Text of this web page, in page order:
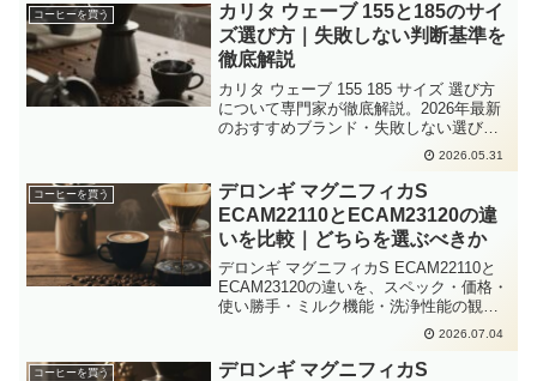
コーヒーを買う
カリタ ウェーブ 155と185のサイ
ズ選び方｜失敗しない判断基準を
徹底解説
カリタ ウェーブ 155 185 サイズ 選び方
について専門家が徹底解説。2026年最新
のおすすめブランド・失敗しない選び
方・Amazon楽天の人気商品をまとめまし
2026.05.31
コーヒーを買う
デロンギ マグニフィカS
ECAM22110とECAM23120の違
いを比較｜どちらを選ぶべきか
デロンギ マグニフィカS ECAM22110と
ECAM23120の違いを、スペック・価格・
使い勝手・ミルク機能・洗浄性能の観点
から徹底比較。2026年の実売価格情報も
交えて、どちらが自分に合うかを判断で
きる内容です。
2026.07.04
コーヒーを買う
デロンギ マグニフィカS